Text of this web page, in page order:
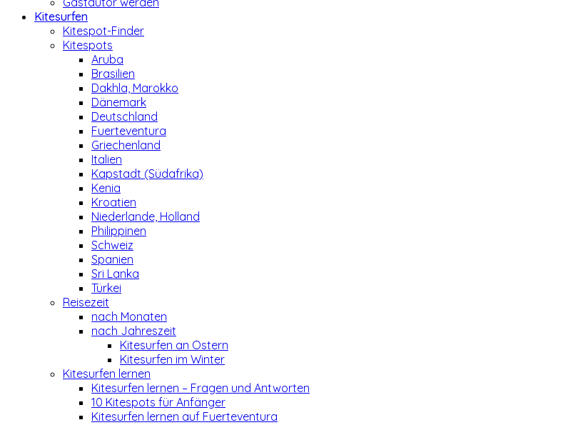
Kitesurfen
Kitespot-Finder
Kitespots
Aruba
Brasilien
Dakhla, Marokko
Dänemark
Deutschland
Fuerteventura
Griechenland
Italien
Kapstadt (Südafrika)
Kenia
Kroatien
Niederlande, Holland
Philippinen
Schweiz
Spanien
Sri Lanka
Türkei
Reisezeit
nach Monaten
nach Jahreszeit
Kitesurfen an Ostern
Kitesurfen im Winter
Kitesurfen lernen
Kitesurfen lernen – Fragen und Antworten
10 Kitespots für Anfänger
Kitesurfen lernen auf Fuerteventura